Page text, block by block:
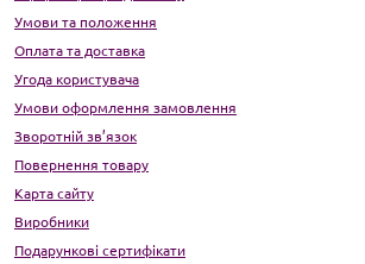
Умови та положення
Оплата та доставка
Угода користувача
Умови оформлення замовлення
Зворотній зв’язок
Повернення товару
Карта сайту
Виробники
Подарункові сертифікати